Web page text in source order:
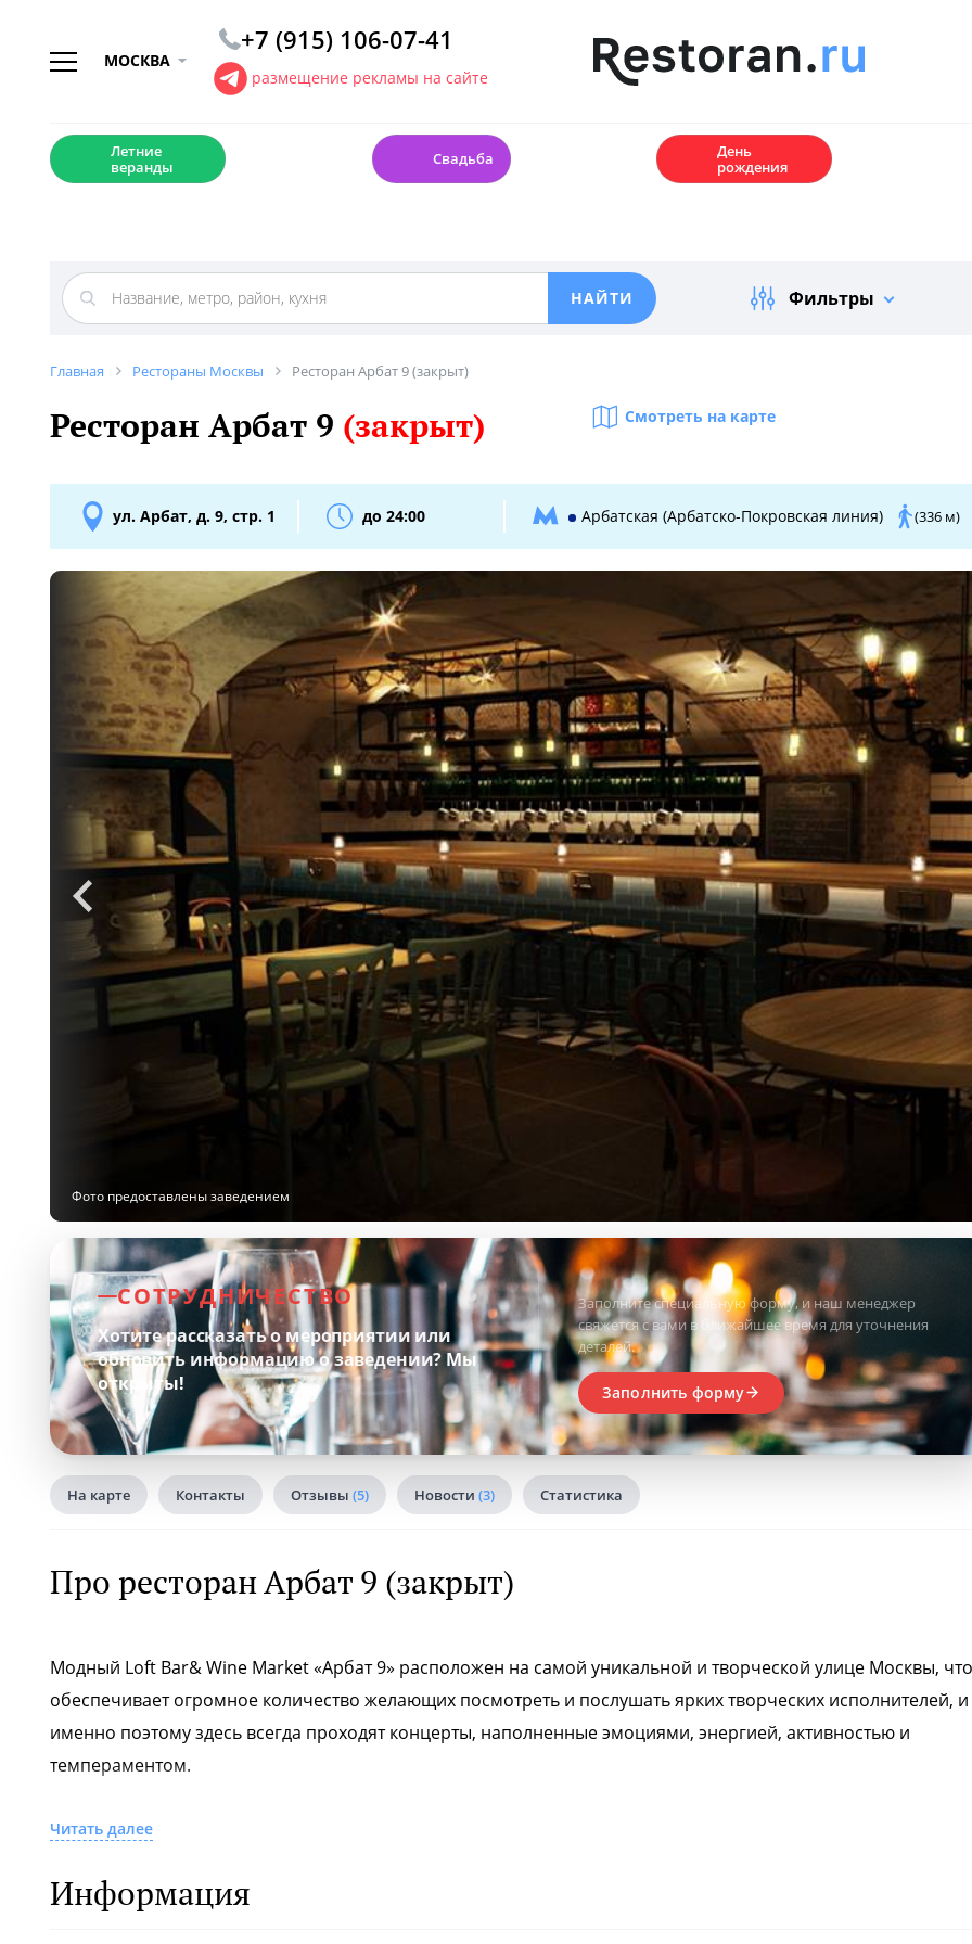
МОСКВА
+7 (915) 106-07-41
размещение рекламы на сайте
Летние
веранды
Свадьба
День
рождения
Фильтры
Главная Рестораны Москвы Ресторан Арбат 9 (закрыт)
Ресторан Арбат 9 (закрыт) Смотреть на карте
ул. Арбат, д. 9, стр. 1 до 24:00 Арбатская (Арбатско-Покровская линия) (336 м)
Фото предоставлены заведением
СОТРУДНИЧЕСТВО
Хотите рассказать о мероприятии или
обновить информацию о заведении?Мы
открыты!
Заполните специальную форму, и наш менеджер
свяжется с вами в ближайшее время для уточнения
деталей.
Заполнить форму
На карте Контакты Отзывы (5) Новости (3) Статистика
Про ресторан Арбат 9 (закрыт)
Модный Loft Bar& Wine Market «Арбат 9» расположен на самой уникальной и творческой улице Москвы, что
обеспечивает огромное количество желающих посмотреть и послушать ярких творческих исполнителей, и
именно поэтому здесь всегда проходят концерты, наполненные эмоциями, энергией, активностью и
темпераментом.
концерты, различные частные вечеринки и ивенты.
«Арбат 9» – лаборатория кухни и виртуозного бара.
Читать далее
Информация